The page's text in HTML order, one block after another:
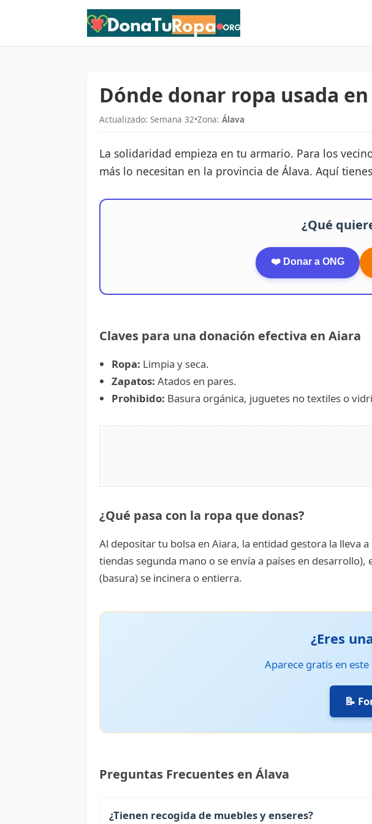
Dónde donar ropa usada
Actualizado: Semana 32•Zona: Álava
La solidaridad empieza en tu armario. Para los
más lo necesitan en la provincia de Álava. Aquí
¿Qué
❤️ Donar a ONG
Claves para una donación efectiva en Aiara
Ropa: Limpia y seca.
Zapatos: Atados en pares.
Prohibido: Basura orgánica, juguetes no textiles o
¿Qué pasa con la ropa que donas?
Al depositar tu bolsa en Aiara, la entidad gestora la lleva
tiendas segunda mano o se envía a países en
(basura) se incinera o entierra.
¿Eres
Aparece gratis en
📝
Preguntas Frecuentes en Álava
¿Tienen recogida de muebles y enseres?